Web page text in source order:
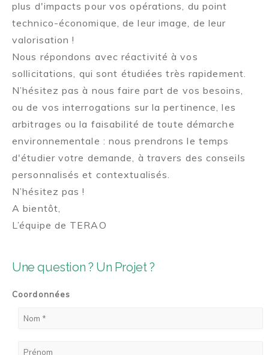
Une question ? Un Projet ?
Coordonnées
plus d'impacts pour vos opérations, du point
technico-économique, de leur image, de leur
valorisation !
Nous répondons avec réactivité à vos
sollicitations, qui sont étudiées très rapidement.
N’hésitez pas à nous faire part de vos besoins,
ou de vos interrogations sur la pertinence, les
arbitrages ou la faisabilité de toute démarche
environnementale : nous prendrons le temps
d'étudier votre demande, à travers des conseils
personnalisés et contextualisés.
N’hésitez pas !
A bientôt,
L’équipe de TERAO